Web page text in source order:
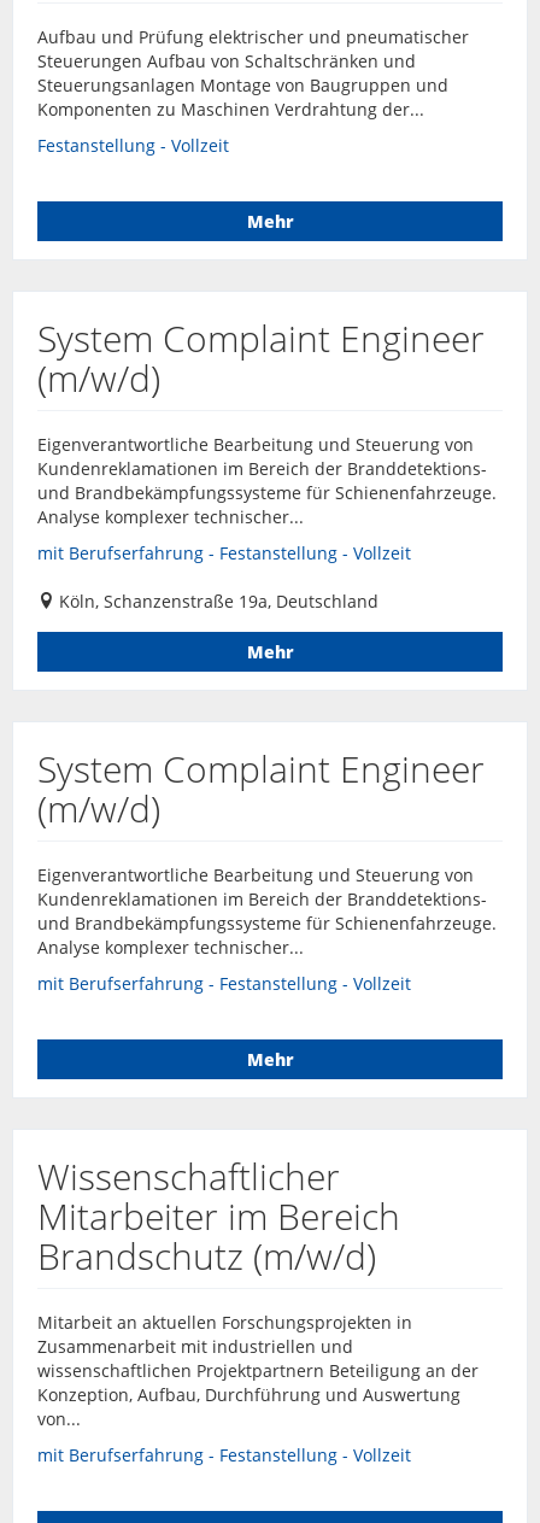
Aufbau und Prüfung elektrischer und pneumatischer
Steuerungen Aufbau von Schaltschränken und
Steuerungsanlagen Montage von Baugruppen und
Komponenten zu Maschinen Verdrahtung der...
Festanstellung - Vollzeit
Mehr
System Complaint Engineer
(m/w/d)
Eigenverantwortliche Bearbeitung und Steuerung von
Kundenreklamationen im Bereich der Branddetektions-
und Brandbekämpfungssysteme für Schienenfahrzeuge.
Analyse komplexer technischer...
mit Berufserfahrung - Festanstellung - Vollzeit
Köln, Schanzenstraße 19a, Deutschland
Mehr
System Complaint Engineer
(m/w/d)
Eigenverantwortliche Bearbeitung und Steuerung von
Kundenreklamationen im Bereich der Branddetektions-
und Brandbekämpfungssysteme für Schienenfahrzeuge.
Analyse komplexer technischer...
mit Berufserfahrung - Festanstellung - Vollzeit
Mehr
Wissenschaftlicher
Mitarbeiter im Bereich
Brandschutz (m/w/d)
Mitarbeit an aktuellen Forschungsprojekten in
Zusammenarbeit mit industriellen und
wissenschaftlichen Projektpartnern Beteiligung an der
Konzeption, Aufbau, Durchführung und Auswertung
von...
mit Berufserfahrung - Festanstellung - Vollzeit